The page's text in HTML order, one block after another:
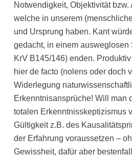
Notwendigkeit, Objektivität
welche in unserem
und Ursprung haben. Kant
gedacht, in einem ausweglosen
KrV B145/146) enden.
hier de facto (nolens oder doch
Widerlegung
Erkenntnisansprüche! Will man
totalen Erkenntnisskeptizismus
Gültigkeit z.B. des
der Erfahrung voraussetzen –
Gewissheit, dafür aber